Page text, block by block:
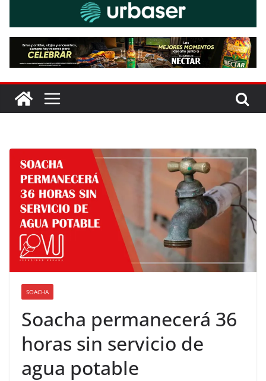
SOACHA
Soacha permanecerá 36
horas sin servicio de
agua potable